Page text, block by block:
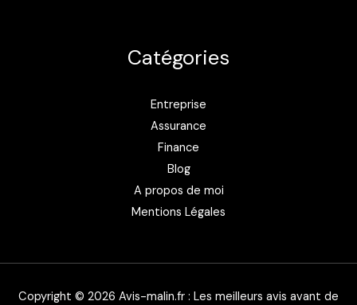
Catégories
Entreprise
Assurance
Finance
Blog
A propos de moi
Mentions Légales
Copyright © 2026 Avis-malin.fr : Les meilleurs avis avant de